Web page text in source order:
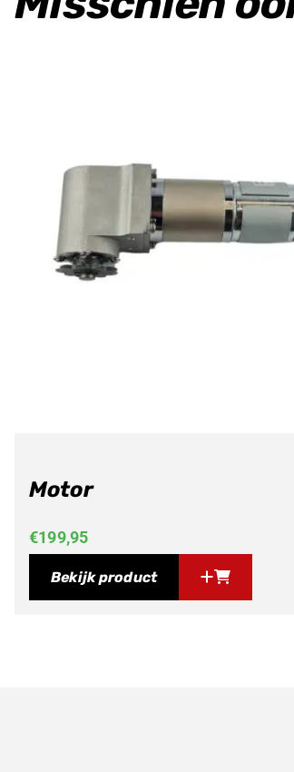
Motor
€199,95
Bekijk product